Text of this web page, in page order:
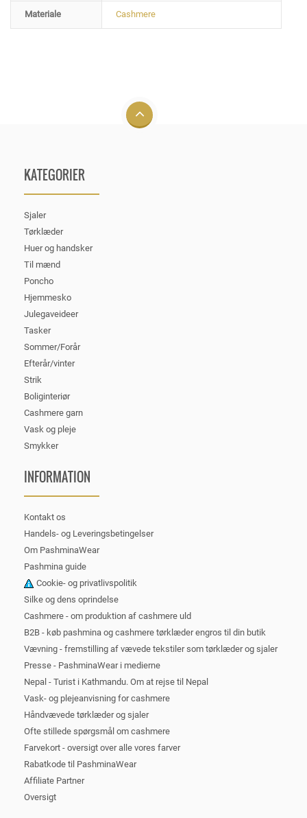
Materiale Cashmere
KATEGORIER
Sjaler
Tørklæder
Huer og handsker
Til mænd
Poncho
Hjemmesko
Julegaveideer
Tasker
Sommer/Forår
Efterår/vinter
Strik
Boliginteriør
Cashmere garn
Vask og pleje
Smykker
INFORMATION
Kontakt os
Handels- og Leveringsbetingelser
Om PashminaWear
Pashmina guide
Cookie- og privatlivspolitik
Silke og dens oprindelse
Cashmere - om produktion af cashmere uld
B2B - køb pashmina og cashmere tørklæder engros til din butik
Vævning - fremstilling af vævede tekstiler som tørklæder og sjaler
Presse - PashminaWear i medierne
Nepal - Turist i Kathmandu. Om at rejse til Nepal
Vask- og plejeanvisning for cashmere
Håndvævede tørklæder og sjaler
Ofte stillede spørgsmål om cashmere
Farvekort - oversigt over alle vores farver
Rabatkode til PashminaWear
Affiliate Partner
Oversigt